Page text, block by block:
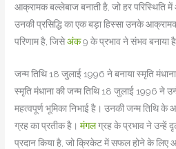
आक्रामक बल्लेबाज बनाती है, जो हर परिस्थिति
उनकी प्रसिद्धि का एक बड़ा हिस्सा उनके
परिणाम है, जिसेअंक9 के प्रभाव ने संभव बनाया
जन्म तिथि 18 जुलाई 1996 ने बनाया स्मृति
स्मृति मंधाना की जन्म तिथि 18 जुलाई 1996 ने
महत्वपूर्ण भूमिका निभाई है। उनकी जन्म तिथि के
ग्रह का प्रतीक है।मंगलग्रह के प्रभाव ने उन्हें
प्रदान किया है, जो क्रिकेट में सफल होने के